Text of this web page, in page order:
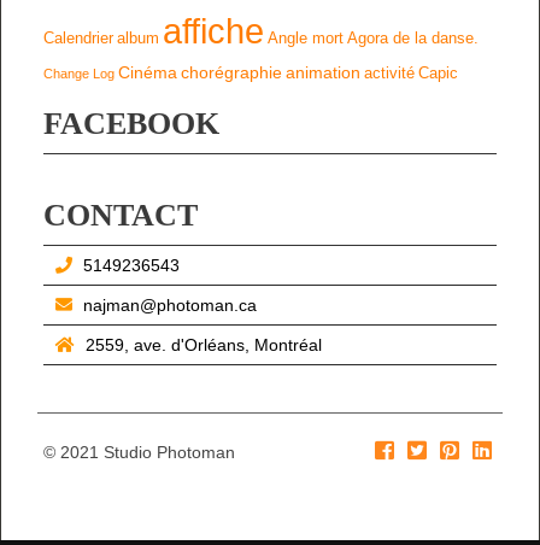
Calendrier album affiche Angle mort Agora de la danse.
Change Log Cinéma chorégraphieanimation activité Capic
FACEBOOK
CONTACT
5149236543
najman@photoman.ca
2559, ave. d'Orléans, Montréal
© 2021 Studio Photoman